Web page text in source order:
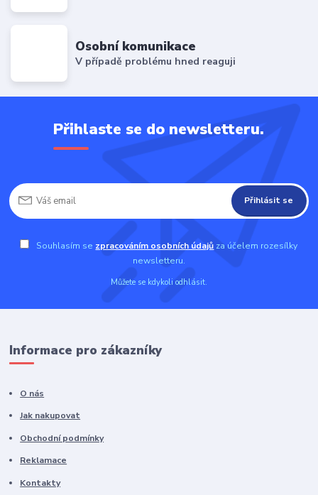
Osobní komunikace
V případě problému hned reaguji
Přihlaste se do newsletteru.
Přihlásit se
Souhlasím se zpracováním osobních údajů za účelem rozesílky
newsletteru.
Můžete se kdykoli odhlásit.
Informace pro zákazníky
O nás
Jak nakupovat
Obchodní podmínky
Reklamace
Kontakty